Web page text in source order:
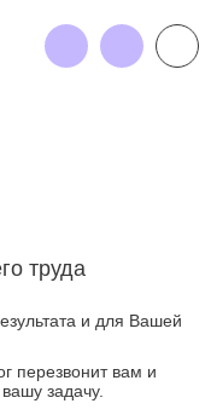
труда
и для Вашей
перезвонит вам и
задачу.